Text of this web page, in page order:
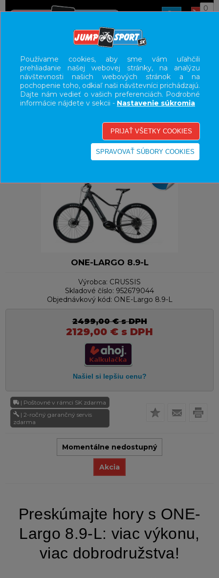
0
E-BIKE HORSKÉ HARDTAIL, PEVNÉ
UŽÍVATEĽSKÝ PANEL
KATEGÓRIE
HLAVNÉ MENU
VÝPREDAJ - VŠETKO
ONE-LARGO 8.9-L
Výrobca: CRUSSIS
Skladové číslo: 952679044
Objednávkový kód: ONE-Largo 8.9-L
2499,00 €s DPH
2129,00 € s DPH
| Poštovné v rámci SK zdarma
| 2-ročný garančný servis
zdarma
Momentálne nedostupný
Akcia
Preskúmajte hory s ONE-
Largo 8.9-L: viac výkonu,
viac dobrodružstva!
Používame cookies, aby sme vám uľahčili
prehliadanie našej webovej stránky, na analýzu
návštevnosti našich webových stránok a na
pochopenie toho, odkiaľ naši návštevníci prichádzajú.
Dajte nám vedieť o vašich preferenciách. Podrobné
informácie nájdete v sekcii - Nastavenie súkromia